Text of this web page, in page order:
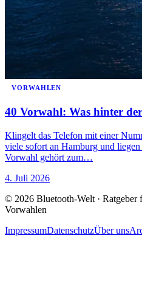
VORWAHLEN
40 Vorwahl: Was hinter
Klingelt das Telefon mit einer
viele sofort an Hamburg und
Vorwahl gehört zum…
4. Juli 2026
© 2026 Bluetooth-Welt · Ratgeber
Vorwahlen
ImpressumDatenschutzÜber uns